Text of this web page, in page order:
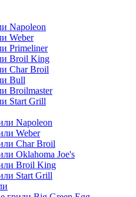
Napoleon
Weber
Primeliner
Broil King
Char Broil
Bull
Broilmaster
Start Grill
Napoleon
Weber
Char Broil
Oklahoma Joe's
Broil King
Start Grill